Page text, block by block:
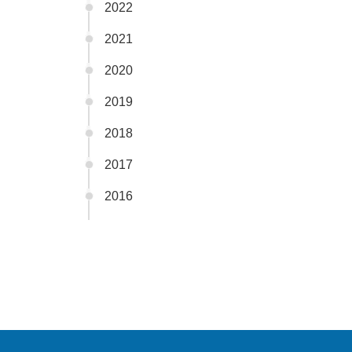
2022
2021
2020
2019
2018
2017
2016